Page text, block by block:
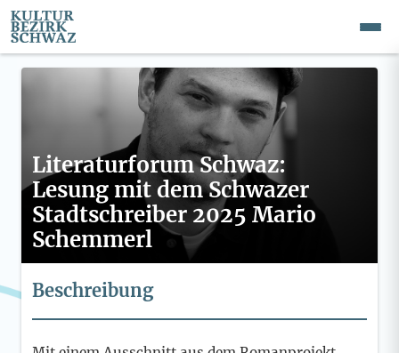
Literaturforum Schwaz:
Lesung mit dem Schwazer
Stadtschreiber 2025 Mario
Schemmerl
Beschreibung